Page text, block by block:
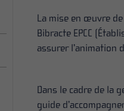
La mise en œuvre
Bibracte EPCC
assurer
Dans le cadre de la
guide